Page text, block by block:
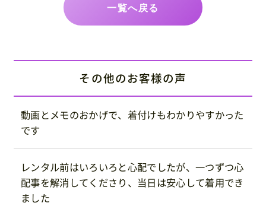
一覧へ戻る
その他のお客様の声
動画とメモのおかげで、着付けもわかりやすかった
です
レンタル前はいろいろと心配でしたが、一つずつ心
配事を解消してくださり、当日は安心して着用でき
ました